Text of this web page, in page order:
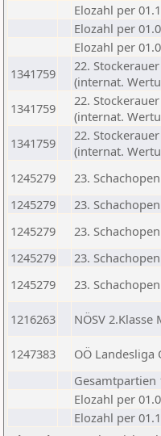
Elozahl per
Elozahl per
Elozahl per
1341759
22.
(internat.
1341759
22.
(internat.
1341759
22.
(internat.
1245279 23.
1245279
23.
1245279
23.
1245279
23.
1245279
23.
1216263 NÖSV
1247383 OÖ Landesliga
Gesamtpartien
Elozahl per
Elozahl per